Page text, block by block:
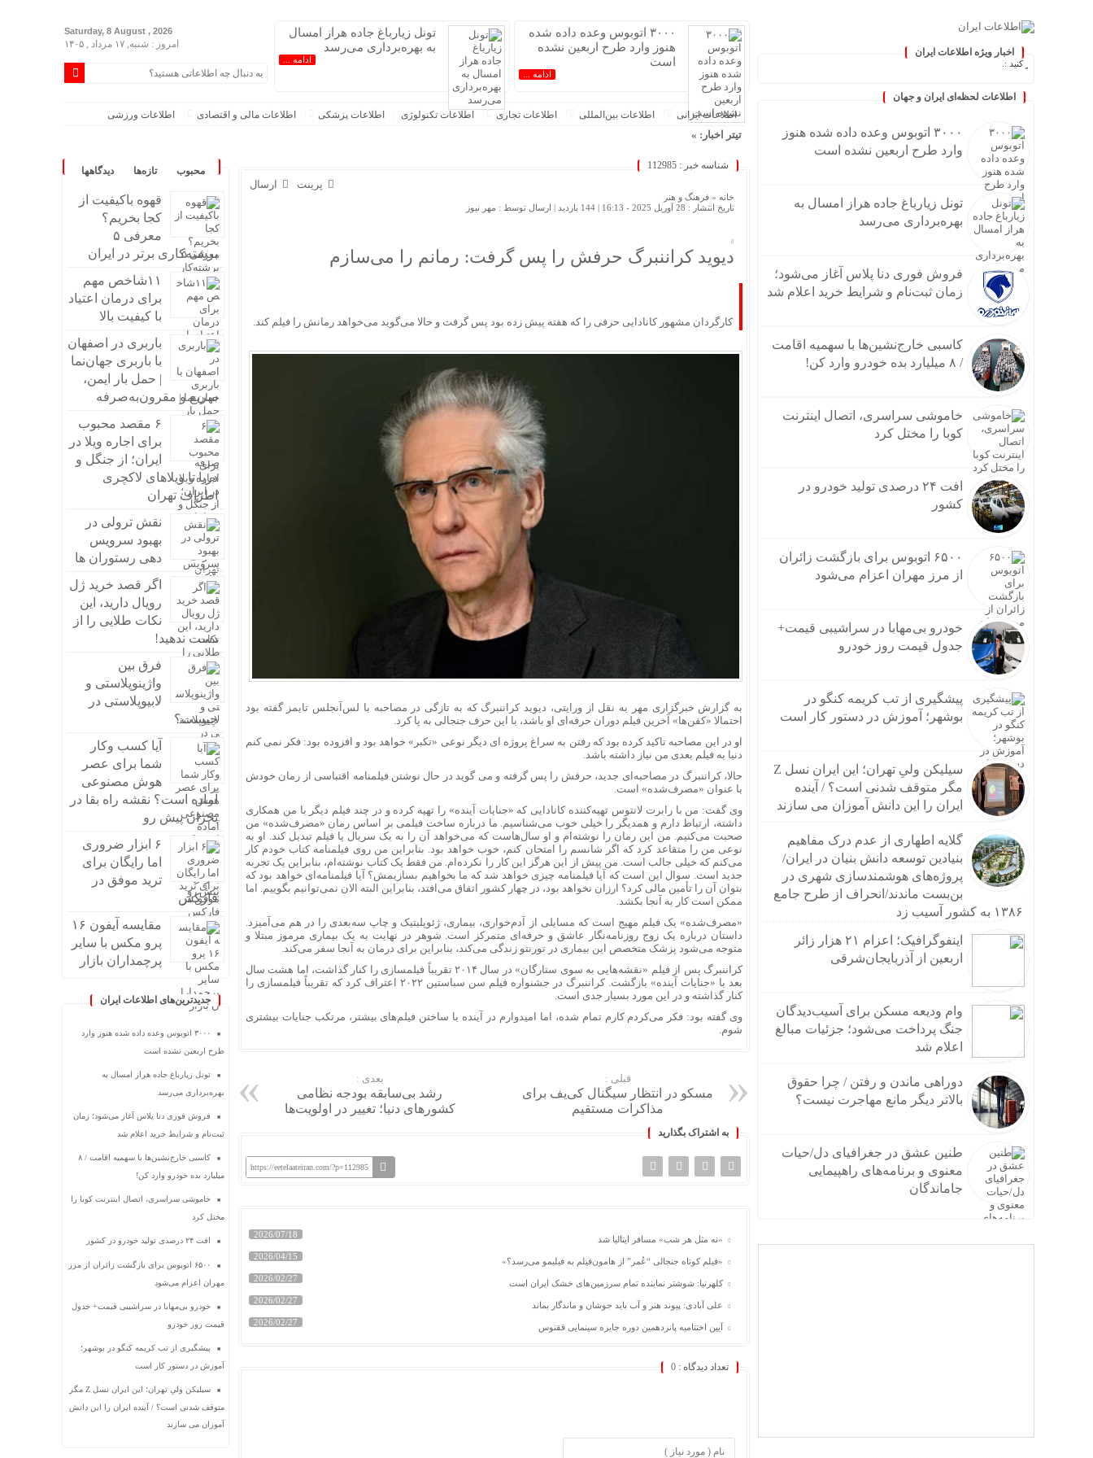
اخبار ویژه اطلاعات ایران
اطلاعات لحظه‌ای ایران و جهان
۳۰۰۰ اتوبوس وعده داده شده هنوز
وارد طرح اربعین نشده است
تونل زیارباغ جاده هراز امسال به
بهره‌برداری می‌رسد
فروش فوری دنا پلاس آغاز می‌شود؛
زمان ثبت‌نام و شرایط خرید اعلام شد
کاسبی خارج‌نشین‌ها با سهمیه اقامت
/ ۸ میلیارد بده خودرو وارد کن!
خاموشی سراسری، اتصال اینترنت
کوبا را مختل کرد
افت ۲۴ درصدی تولید خودرو در
کشور
۶۵۰۰ اتوبوس برای بازگشت زائران
از مرز مهران اعزام می‌شود
خودرو بی‌مهابا در سراشیبی قیمت+
جدول قیمت روز خودرو
پیشگیری از تب کریمه کنگو در
بوشهر؛ آموزش در دستور کار است
سیلیکن ولیِ تهران؛ این ایران نسل Z
مگر متوقف شدنی است؟ / آینده
ایران را این دانش آموزان می سازند
گلایه اطهاری از عدم درک مفاهیم
بنیادین توسعه دانش بنیان در ایران/
پروژه‌های هوشمندسازی شهری در
بن‌بست ماندند/انحراف از طرح جامع
۱۳۸۶ به کشور آسیب زد
اینفوگرافیک؛ اعزام ۲۱ هزار زائر
اربعین از آذربایجان‌شرقی
وام ودیعه مسکن برای آسیب‌دیدگان
جنگ پرداخت می‌شود؛ جزئیات مبالغ
اعلام شد
دوراهی ماندن و رفتن / چرا حقوق
بالاتر دیگر مانع مهاجرت نیست؟
طنین عشق در جغرافیای دل/حیات
معنوی و برنامه‌های راهپیمایی
جاماندگان
۳۰۰۰ اتوبوس وعده داده شده
هنوز وارد طرح اربعین نشده
است
ادامه ...
تونل زیارباغ جاده هراز امسال
به بهره‌برداری می‌رسد
ادامه ...
Saturday, 8 August , 2026
امروز : شنبه, ۱۷ مرداد , ۱۴۰۵
اطلاعات‌ ‎ایرانی اطلاعات بین‌المللی اطلاعات تجاری اطلاعات تکنولوژی اطلاعات پزشکی اطلاعات مالی و اقتصادی اطلاعات ورزشی
تیتر اخبار: »
۳۰۰۰ اتوبوس وعده داده شده هنوز وارد طرح اربعین نشده است
فروش فوری دنا پلاس آغاز می‌شود؛ زمان ثبت‌نام و شرایط خرید اعلام شد
کاسبی خارج‌نشین‌ها با سهمیه اقامت / ۸ میلیارد بده خودرو وارد کن!
سیلیکن ولیِ تهران؛ این ایران نسل Z مگر متوقف شدنی است؟ / آینده ایران را این دانش آموزان می سازند
گلایه اطهاری از عدم درک مفاهیم بنیادین توسعه دانش بنیان در ایران/ پروژه‌های هوشمندسازی شهری در بن‌بست ماندند/انحراف از طرح جامع ۱۳۸۶ به کشور آسیب زد
وام ودیعه مسکن برای آسیب‌دیدگان جنگ پرداخت می‌شود؛ جزئیات مبالغ اعلام شد
دوراهی ماندن و رفتن / چرا حقوق بالاتر دیگر مانع مهاجرت نیست؟
طنین عشق در جغرافیای دل/حیات معنوی و برنامه‌های راهپیمایی جاماندگان
موج گرما در شرق آسیا؛ کاهش تولید کشاورزی و افزایش قیمت انرژی
سردار کرمی: در کمین تروریست‌ها و آماده پاسخ قاطع به دشمن هستیم
استاندار تهران: توزیع اعتبارات استان پروژه‌محور خواهد بود
درخواست ظفرقندی برای بررسی سلامت دهان و دندان دانش آموزان
بازدید فرمانده نیروی زمینی سپاه از مناطق عملیاتی شمالغرب
نشست خبری رویداد «انتخاب جوان سال»
نتایج آزمون‌های سمپاد و نمونه دولتی هفته آینده منتشر می‌شود
افزایش ۵ درصدی ظرفیت قطارهای اربعین
مشاهده اولین نسخه One UI 9.5 روی سرورهای سامسونگ
پیش‌بینی ۱۳۰ هکتار زمین برای زیرساخت‌های خدماتی راه‌آهن چابهار – زاهدان
تکرار دروغ‌گویی های ترامپ: مذاکرات با ایران هم‌اکنون در حال انجام است!
پزشکیان: تحقق عدالت در سلامت، از الزامات توسعه و حکمرانی کارآمد است
ایمپلنت دیجیتال در کرج
خرید آنلاین طلا با اجرت پایین و تجربه‌ای لوکس: گالری طلای ماوی
چرا مانیتور ایسوس بهترین انتخاب برای گیمرها و ادیتورها است؟
هزینه حج عمره ۱۴۰۵؛ بررسی کامل هزینه ثبت نام، کاروان و مخارج سفر
زنجیر طلا چگونه ساخته می‌شود؟ مراحل تولید زنجیر طلا
راهنمای خرید دینار در مرز مهران از مانیرو
عارف: با گران‌فروشی و احتکار باید برخورد جدی شود
حداد عادل: آقا مجتبی یک نور بود که وارد خانه ما شد
توضیح افشین درباره سند راهبردی «توسعه فرانچایز دانش‌بنیان»
افشای مشخصات شیائومی ۱۸ پرو/ پادشاه جدید با دوربین ۲۰۰ مگاپیکسلی و باتری ۷۰۰۰ میلی‌آمپری در راه است
آسیب به ۱۱۶ دکل مخابراتی هرمزگان در حملات آمریکا؛ تلفن ثابت، همراه و اینترنت ‌قطع شده است
نقشه جدید بازده اجاره در تهران؛ سرمایه‌گذاری در کدام مناطق به‌صرفه‌تر است؟
اولین قطار هیدروژنی هند راه‌اندازی شد
سائوتومه و پرنسیپ؛ مسیر جدید و قانونی اخذ پاسپورت دوم برای ایرانیان
وزیر ارتباطات: پیام‌رسان‌های داخلی باید به استقلال مالی برسند
ماشین‌ها شما را زیر نظر می‌گیرند
شناسه خبر : 112985
ارسال پرینت
خانه » فرهنگ و هنر
تاریخ انتشار : 28 آوریل 2025 - 16:13 |
144 بازدید | ارسال توسط : مهر نیوز
دیوید کراننبرگ حرفش را پس گرفت: رمانم را می‌سازم
کارگردان مشهور کانادایی حرفی را که هفته پیش زده بود پس گرفت و حالا می‌گوید می‌خواهد رمانش را فیلم کند.
به گزارش خبرگزاری مهر به نقل از ورایتی، دیوید کراننبرگ که به تازگی در مصاحبه‌ با لس‌آنجلس تایمز گفته بود
احتمالا «کفن‌ها» آخرین فیلم دوران حرفه‌ای او باشد، با این حرف جنجالی به پا کرد.
او در این مصاحبه تاکید کرده بود که رفتن به سراغ پروژه ای دیگر نوعی «تکبر» خواهد بود و افزوده بود: فکر نمی کنم
دنیا به فیلم بعدی من نیاز داشته باشد.
حالا، کراننبرگ در مصاحبه‌ای جدید، حرفش را پس گرفته و می گوید در حال نوشتن فیلمنامه اقتباسی از رمان خودش
با عنوان «مصرف‌شده» است.
وی گفت: من با رابرت لانتوس تهیه‌کننده کانادایی که «جنایات آینده» را تهیه کرده و در چند فیلم دیگر با من همکاری
داشته، ارتباط دارم و همدیگر را خیلی خوب می‌شناسیم. ما درباره ساخت فیلمی بر اساس رمان «مصرف‌شده» من
صحبت می‌کنیم. من این رمان را نوشته‌ام و او سال‌هاست که می‌خواهد آن را به یک سریال یا فیلم تبدیل کند. او به
نوعی من را متقاعد کرد که اگر شانسم را امتحان کنم، خوب خواهد بود. بنابراین من روی فیلمنامه کتاب خودم کار
می‌کنم که خیلی جالب است. من پیش از این هرگز این کار را نکرده‌ام. من فقط یک کتاب نوشته‌ام، بنابراین یک تجربه
جدید است. سوال این است که آیا فیلمنامه چیزی خواهد شد که ما بخواهیم بسازیمش؟ آیا فیلمنامه‌ای خواهد بود که
بتوان آن را تأمین مالی کرد؟ ارزان نخواهد بود، در چهار کشور اتفاق می‌افتد، بنابراین البته الان نمی‌توانیم بگوییم. اما
ممکن است کار به آنجا بکشد.
«مصرف‌شده» یک فیلم مهیج است که مسایلی از آدم‌خواری، بیماری، ژئوپلیتیک و چاپ سه‌بعدی را در هم می‌آمیزد.
داستان درباره یک زوج روزنامه‌نگار عاشق و حرفه‌ای متمرکز است. شوهر در نهایت به یک بیماری مرموز مبتلا و
متوجه می‌شود پزشک متخصص این بیماری در تورنتو زندگی می‌کند، بنابراین برای درمان به آنجا سفر می‌کند.
کراننبرگ پس از فیلم «نقشه‌هایی به سوی ستارگان» در سال ۲۰۱۴ تقریباً فیلمسازی را کنار گذاشت، اما هشت سال
بعد با «جنایات آینده» بازگشت. کراننبرگ در جشنواره فیلم سن سباستین ۲۰۲۲ اعتراف کرد که تقریباً فیلمسازی را
کنار گذاشته و در این مورد بسیار جدی است.
وی گفته بود: فکر می‌کردم کارم تمام شده، اما امیدوارم در آینده با ساختن فیلم‌های بیشتر، مرتکب جنایات بیشتری
شوم.
بعدی :
رشد بی‌سابقه بودجه نظامی
کشورهای دنیا؛ تغییر در اولویت‌ها
قبلی :
مسکو در انتظار سیگنال کی‌یف برای
مذاکرات مستقیم
به اشتراک بگذارید
https://eetelaateiran.com/?p=112985
«نه مثل هر شب» مسافر ایتالیا شد 2026/07/18
«فیلم کوتاه جنجالی “عُمر” از هامون‌فیلم به فیلیمو می‌رسد؟» 2026/04/15
کلهرنیا: شوشتر نماینده تمام سرزمین‌های خشک ایران است 2026/02/27
علی آبادی: پیوند هنر و آب باید جوشان و ماندگار بماند 2026/02/27
آیین اختتامیه پانزدهمین دوره جایزه سینمایی ققنوس 2026/02/27
تعداد دیدگاه : 0
محبوب تازه‌ها دیدگاهها
قهوه باکیفیت از
کجا بخریم؟
معرفی ۵
برشته‌کاری برتر در ایران
۱۱شاخص مهم
برای درمان اعتیاد
با کیفیت بالا
باربری در اصفهان
با باربری جهان‌نما
| حمل بار ایمن،
سریع و مقرون‌به‌صرفه
۶ مقصد محبوب
برای اجاره ویلا در
ایران؛ از جنگل و
دریا تا ویلاهای لاکچری
اطراف تهران
نقش ترولی در
بهبود سرویس
دهی رستوران ها
اگر قصد خرید ژل
رویال دارید، این
نکات طلایی را از
دست ندهید!
فرق بین
واژینوپلاستی و
لابیوپلاستی در
چیست؟
آیا کسب وکار
شما برای عصر
هوش مصنوعی
آماده است؟ نقشه راه بقا در
بحران پیش رو
۶ ابزار ضروری
اما رایگان برای
ترید موفق در
فارکس
مقایسه آیفون ۱۶
پرو مکس با سایر
پرچمداران بازار
جدیدترین‌های اطلاعات ایران
۳۰۰۰ اتوبوس وعده داده شده هنوز وارد
طرح اربعین نشده است
تونل زیارباغ جاده هراز امسال به
بهره‌برداری می‌رسد
فروش فوری دنا پلاس آغاز می‌شود؛ زمان
ثبت‌نام و شرایط خرید اعلام شد
کاسبی خارج‌نشین‌ها با سهمیه اقامت / ۸
میلیارد بده خودرو وارد کن!
خاموشی سراسری، اتصال اینترنت کوبا را
مختل کرد
افت ۲۴ درصدی تولید خودرو در کشور
۶۵۰۰ اتوبوس برای بازگشت زائران از مرز
مهران اعزام می‌شود
خودرو بی‌مهابا در سراشیبی قیمت+ جدول
قیمت روز خودرو
پیشگیری از تب کریمه کنگو در بوشهر؛
آموزش در دستور کار است
سیلیکن ولیِ تهران؛ این ایران نسل Z مگر
متوقف شدنی است؟ / آینده ایران را این دانش
آموزان می سازند